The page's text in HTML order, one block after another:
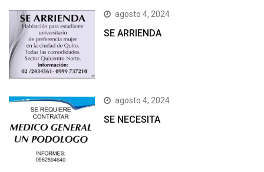
agosto 4, 2024
SE ARRIENDA
agosto 4, 2024
SE NECESITA